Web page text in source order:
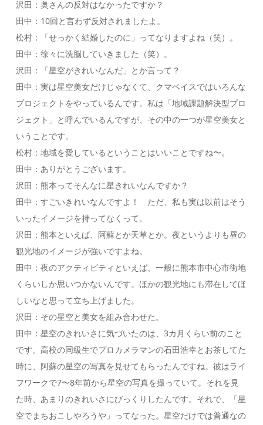
沢田：奥さんの反対はなかったですか？
田中：10回と言わず反対されましたよ。
松村：「せっかく結婚したのに」ってなりますよね（笑）。
田中：徐々に洗脳していきました（笑）。
沢田：「星空がきれいなんだ」とか言って？
田中：実は星空美女だけじゃなくて、クマベイスではいろんな
プロジェクトをやっているんです。私は「地域課題解決型プロ
ジェクト」と呼んでいるんですが、その中の一つが星空美女と
いうことです。
松村：地域を愛しているということはいいことですね〜。
田中：ありがとうございます。
沢田：熊本ってそんなに星きれいなんですか？
田中：すごいきれいなんですよ！ ただ、私も実は以前はそう
いったイメージを持ってなくって。
沢田：熊本といえば、阿蘇とか天草とか。夜というよりも昼の
観光地のイメージが強いですよね。
田中：夜のアクティビティといえば、一般に熊本市中心市街地
くらいしか思いつかないんです。ほかの観光地にも滞在してほ
しいなと思って立ち上げました。
沢田：その星空と美女を組み合わせた。
田中：星空のきれいさに気づいたのは、3カ月くらい前のこと
です。高校の同級生でプロカメラマンの石田浩幸とお茶してた
時に、阿蘇の星空の写真を見せてもらったんですね。彼はライ
フワークで7〜8年前から星空の写真を撮っていて。それを見
た時、あまりのきれいさにびっくりしたんです。それで、「星
空でまちおこしやろうや」ってなった。星空だけでは普通なの